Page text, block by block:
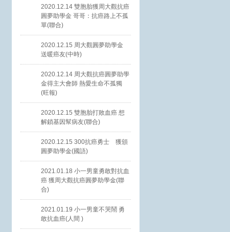
2020.12.14 雙胞胎獲周大觀抗癌
圓夢助學金 哥哥：抗癌路上不孤
單(聯合)
2020.12.15 周大觀圓夢助學金
送暖癌友(中時)
2020.12.14 周大觀抗癌圓夢助學
金得主大會師 熱愛生命不孤獨
(旺報)
2020.12.15 雙胞胎打敗血癌 想
解鎖基因幫病友(聯合)
2020.12.15 300抗癌勇士 獲頒
圓夢助學金(國語)
2021.01.18 小一男童勇敢對抗血
癌 獲周大觀抗癌圓夢助學金(聯
合)
2021.01.19 小一男童不哭鬧 勇
敢抗血癌(人間 )